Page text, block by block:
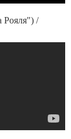
Рояля") /